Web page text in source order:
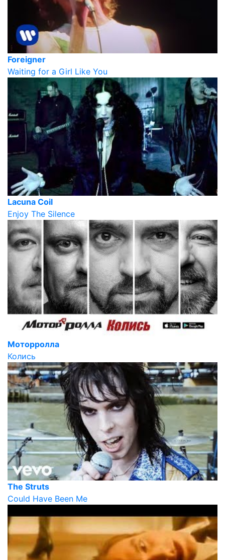
Foreigner
Waiting for a Girl Like You
Lacuna Coil
Enjoy The Silence
Моторролла
Колись
The Struts
Could Have Been Me